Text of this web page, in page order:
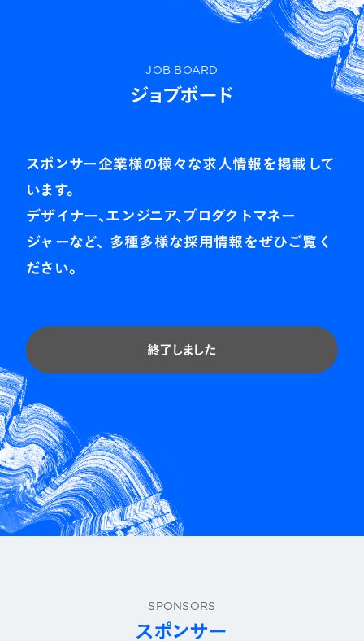
きました。いま、生成AIの台頭がその流れを大きく変
えつつあります。デザインやエンジニアリングは再び
近接し、互いの職能に縛られない新しい不可分領
域が広がり始めています。
せるカンファレンス、「KNOTS 2026」をここに開催し
ます。新しい一年の始まりに、学びと視座を広げる、
新たな共創の場を共に作りましょう。
JOB BOARD
ジョブボード
スポンサー企業様の様々な求人情報を掲載して
います。
デザイナー、エンジニア、プロダクトマネー
ジャーなど、
多種多様な採用情報をぜひご覧く
ださい。
終了しました
SPONSORS
スポンサー